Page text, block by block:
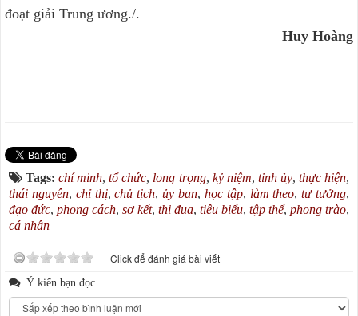
đoạt giải Trung ương./.
Huy Hoàng
Tags:chí minh,tổ chức, long trọng, kỷ niệm, tỉnh ủy,thực hiện,
thái nguyên, chỉ thị,chủ tịch,ủy ban, học tập, làm theo,tư tưởng,
đạo đức, phong cách, sơ kết, thi đua, tiêu biểu, tập thể, phong trào,
cá nhân
Click để đánh giá bài viết
Ý kiến bạn đọc